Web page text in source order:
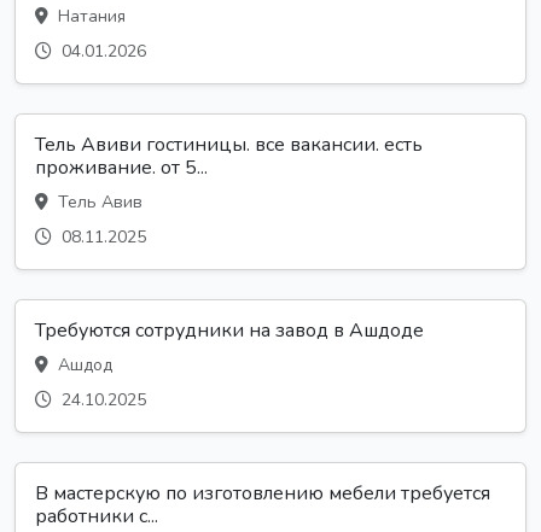
Натания
04.01.2026
Тель Авиви гостиницы. все вакансии. есть
проживание. от 5...
Тель Авив
08.11.2025
Требуются сотрудники на завод в Ашдоде
Ашдод
24.10.2025
В мастерскую по изготовлению мебели требуется
работники с...